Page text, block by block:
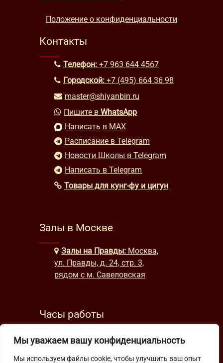
Мы уважаем вашу конфиденциальность
Мы используем файлы cookie, чтобы улучшить ваш опыт
Положение о конфиденциальности
Контакты
Телефон: +7 963 644 4567
Городской: +7 (495) 664 36 98
master@shiyanbin.ru
Пишите в WhatsApp
Написать в MAX
Расписание в Telegram
Новости Школы в Telegram
Написать в Telegram
Товары для кунг-фу и цигун
Залы в Москве
Залы на Правды: Москва,
ул. Правды, д. 24, стр. 3,
рядом с м. Савеловская
Часы работы
будни: с 9:00 до 22:00